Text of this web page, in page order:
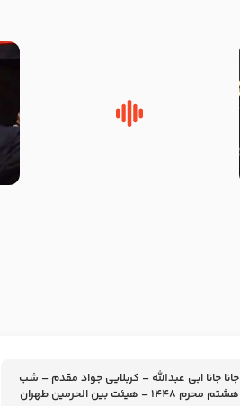
جانا جانا ابی عبدالله – کربلایی جواد مقدم – شب
هشتم محرم 1448 – هیئت بین الحرمین طهران